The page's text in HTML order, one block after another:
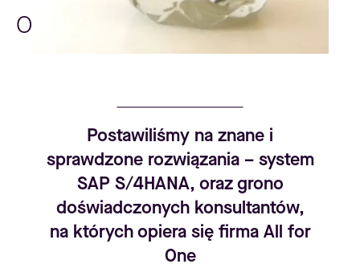
Opinie naszych klientów
Postawiliśmy na znane i
sprawdzone rozwiązania – system
SAP S/4HANA, oraz grono
doświadczonych konsultantów,
na których opiera się firma All for
One